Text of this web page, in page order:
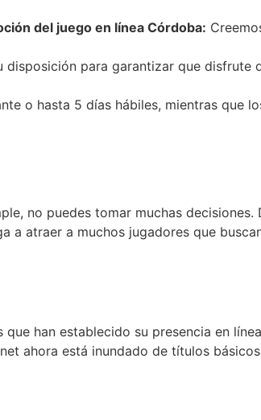
del juego en línea Córdoba:
disposición para garantizar que disfrute
o hasta 5 días hábiles, mientras que
no puedes tomar muchas
a atraer a muchos jugadores que
han establecido su presencia en
ahora está inundado de títulos